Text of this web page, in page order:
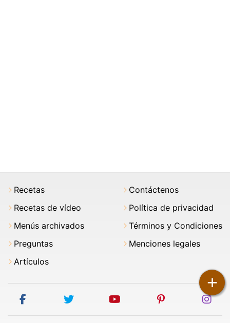
+
Recetas
Recetas de vídeo
Menús archivados
Preguntas
Artículos
Contáctenos
Política de privacidad
Términos y Condiciones
Menciones legales
facebook twitter youtube pinterest